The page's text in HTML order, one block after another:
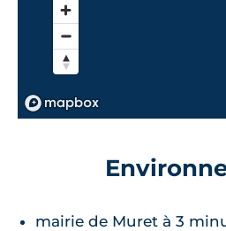
mairie de Muret à 3